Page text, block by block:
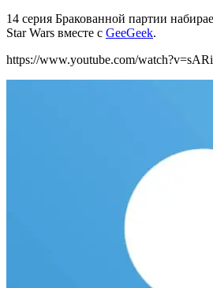
14 серия Бракованной партии
Star Wars вместе с GeeGeek.
https://www.youtube.com/